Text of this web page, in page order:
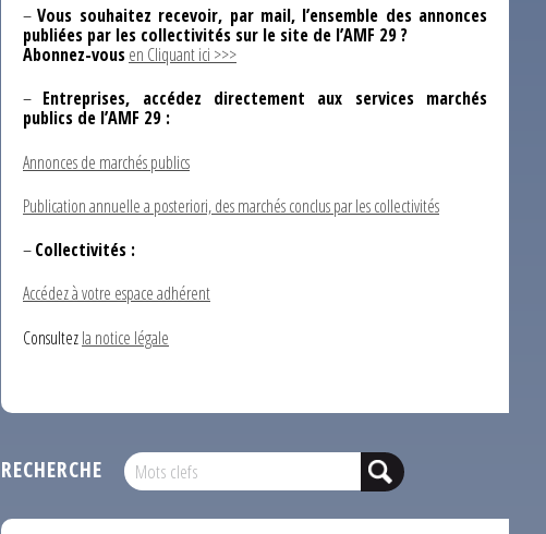
–Vous souhaitez recevoir, par mail, l’ensemble des annonces
publiées par les collectivités sur le site de l’AMF 29 ?
Abonnez-vousen Cliquant ici >>>
– Entreprises, accédez directement aux services marchés
publics de l’AMF 29 :
Annonces de marchés publics
Publication annuelle a posteriori, des marchés conclus par les collectivités
–Collectivités :
Accédez à votre espace adhérent
Consultezla notice légale
RECHERCHE